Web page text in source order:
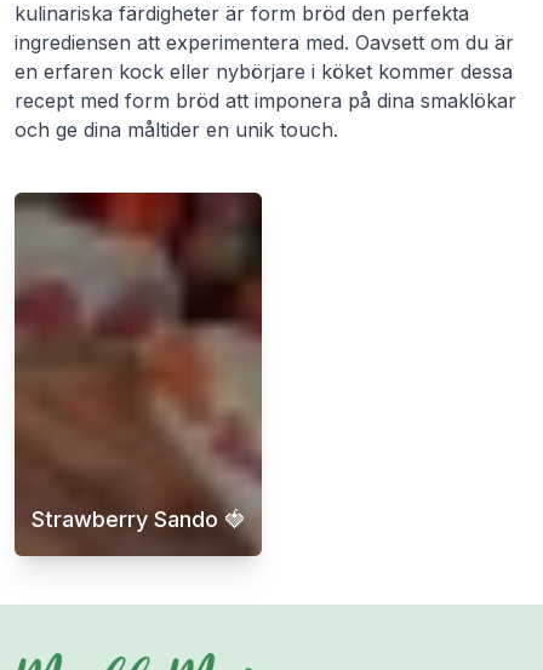
kulinariska färdigheter är form bröd den perfekta
ingrediensen att experimentera med. Oavsett om du är
en erfaren kock eller nybörjare i köket kommer dessa
recept med form bröd att imponera på dina smaklökar
och ge dina måltider en unik touch.
Strawberry Sando 🍓
Letar du efter en läcker och lättlagad